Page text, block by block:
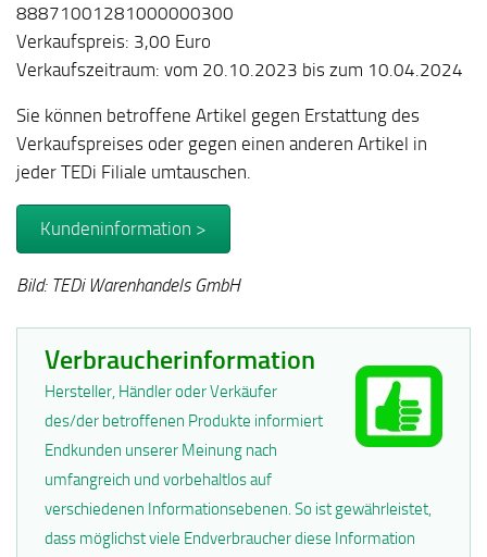
88871001281000000300
Verkaufspreis: 3,00 Euro
Verkaufszeitraum: vom 20.10.2023 bis zum 10.04.2024
Sie können betroffene Artikel gegen Erstattung des
Verkaufspreises oder gegen einen anderen Artikel in
jeder TEDi Filiale umtauschen.
Kundeninformation >
Bild: TEDi Warenhandels GmbH
Verbraucherinformation
Hersteller, Händler oder Verkäufer
des/der betroffenen Produkte informiert
Endkunden unserer Meinung nach
umfangreich und vorbehaltlos auf
verschiedenen Informationsebenen. So ist gewährleistet,
dass möglichst viele Endverbraucher diese Information